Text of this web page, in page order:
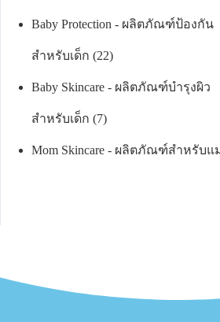
Baby Protection - ผลิตภัณฑ์ป้องกัน
สำหรับเด็ก 22
Baby Skincare - ผลิตภัณฑ์บำรุงผิว
สำหรับเด็ก 7
Mom Skincare - ผลิตภัณฑ์สำหรับแ